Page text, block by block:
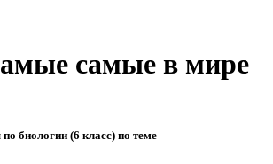
самые в мире
биологии (6 класс) по теме